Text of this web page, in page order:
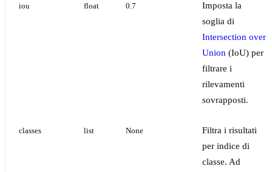
iou float 0.7
Imposta la
soglia di
Intersection over
Union (IoU) per
filtrare i
rilevamenti
sovrapposti.
classes list None
Filtra i risultati
per indice di
classe. Ad